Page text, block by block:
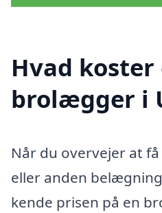
Hvad koster
brolægger i
Når du overvejer at
eller anden
kende prisen på en